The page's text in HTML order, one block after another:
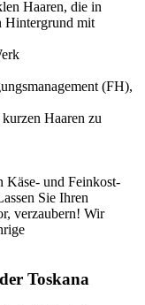
(FH),
Käse- und Feinkost-
Sie Ihren
verzaubern! Wir
Toskana